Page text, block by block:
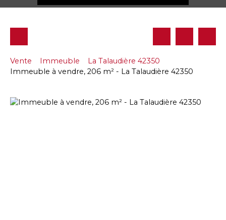
Vente Immeuble
La Talaudière 42350
Immeuble à vendre, 206 m² - La Talaudière 42350